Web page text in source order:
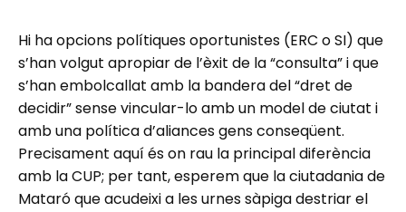
Hi ha opcions polítiques oportunistes (ERC o SI) que
s’han volgut apropiar de l’èxit de la “consulta” i que
s’han embolcallat amb la bandera del “dret de
decidir” sense vincular-lo amb un model de ciutat i
amb una política d’aliances gens conseqüent.
Precisament aquí és on rau la principal diferència
amb la CUP; per tant, esperem que la ciutadania de
Mataró que acudeixi a les urnes sàpiga destriar el